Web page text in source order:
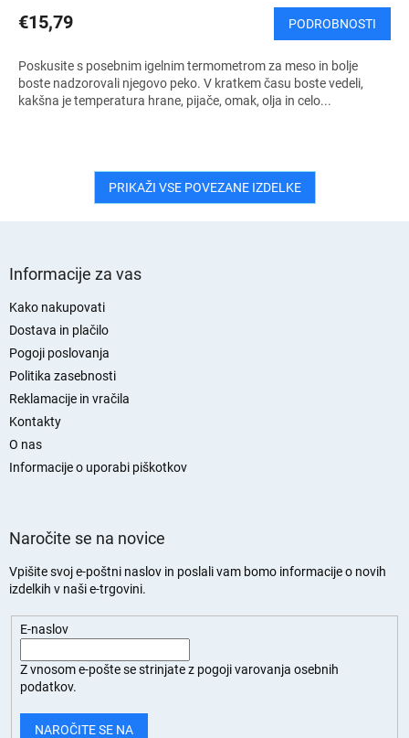
€15,79 PODROBNOSTI
Poskusite s posebnim igelnim termometrom za meso in bolje
boste nadzorovali njegovo peko. V kratkem času boste vedeli,
kakšna je temperatura hrane, pijače, omak, olja in celo...
PRIKAŽI VSE POVEZANE IZDELKE
Informacije za vas
Kako nakupovati
Dostava in plačilo
Pogoji poslovanja
Politika zasebnosti
Reklamacije in vračila
Kontakty
O nas
Informacije o uporabi piškotkov
Naročite se na novice
Vpišite svoj e-poštni naslov in poslali vam bomo informacije o novih
izdelkih v naši e-trgovini.
E-naslov
Z vnosom e-pošte se strinjate z pogoji varovanja osebnih
podatkov.
NAROČITE SE NA